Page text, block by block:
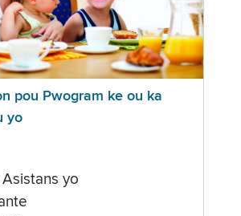
pou Pwogram ke ou ka
yo
yo